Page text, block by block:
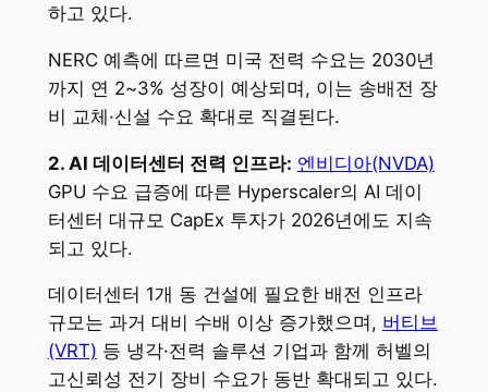
하고 있다.
NERC 예측에 따르면 미국 전력 수요는 2030년
까지 연 2~3% 성장이 예상되며, 이는 송배전 장
비 교체·신설 수요 확대로 직결된다.
2. AI 데이터센터 전력 인프라: 엔비디아(NVDA)
GPU 수요 급증에 따른 Hyperscaler의 AI 데이
터센터 대규모 CapEx 투자가 2026년에도 지속
되고 있다.
데이터센터 1개 동 건설에 필요한 배전 인프라
규모는 과거 대비 수배 이상 증가했으며, 버티브
(VRT) 등 냉각·전력 솔루션 기업과 함께 허벨의
고신뢰성 전기 장비 수요가 동반 확대되고 있다.